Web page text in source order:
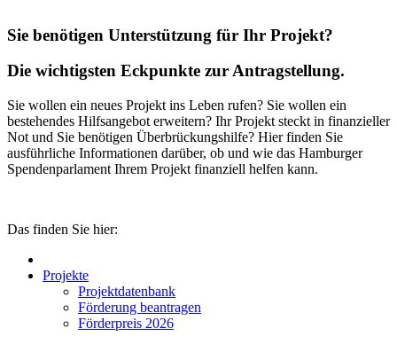
Sie benötigen Unterstützung für Ihr Projekt?
Die wichtigsten Eckpunkte zur Antragstellung.
Sie wollen ein neues Projekt ins Leben rufen? Sie wollen ein
bestehendes Hilfsangebot erweitern? Ihr Projekt steckt in finanzieller
Not und Sie benötigen Überbrückungshilfe? Hier finden Sie
ausführliche Informationen darüber, ob und wie das Hamburger
Spendenparlament Ihrem Projekt finanziell helfen kann.
Das finden Sie hier:
Projekte
Projektdatenbank
Förderung beantragen
Förderpreis 2026